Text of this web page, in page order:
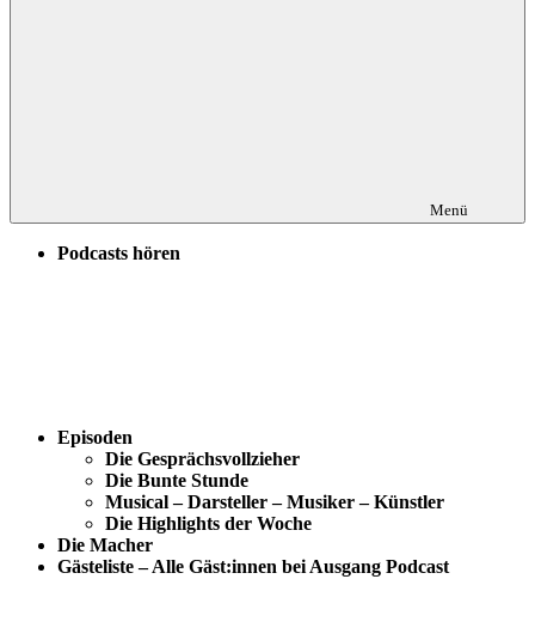
Menü
Podcasts hören
Episoden
Die Gesprächsvollzieher
Die Bunte Stunde
Musical – Darsteller – Musiker – Künstler
Die Highlights der Woche
Die Macher
Gästeliste – Alle Gäst:innen bei Ausgang Podcast